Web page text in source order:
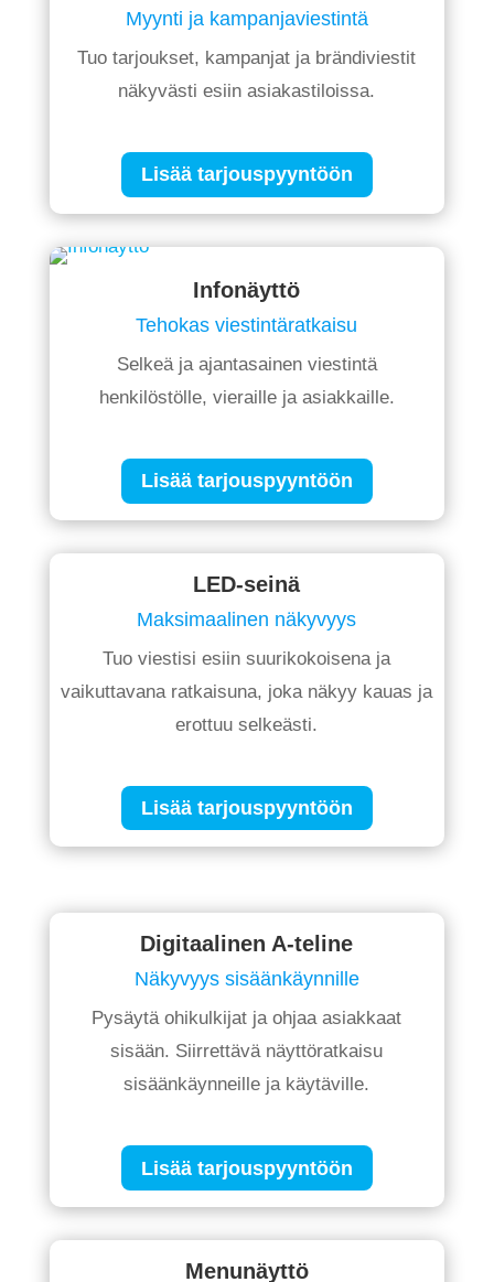
Myynti ja kampanjaviestintä
Tuo tarjoukset, kampanjat ja brändiviestit
näkyvästi esiin asiakastiloissa.
Lisää tarjouspyyntöön
Infonäyttö
Tehokas viestintäratkaisu
Selkeä ja ajantasainen viestintä
henkilöstölle, vieraille ja asiakkaille.
Lisää tarjouspyyntöön
LED-seinä
Maksimaalinen näkyvyys
Tuo viestisi esiin suurikokoisena ja
vaikuttavana ratkaisuna, joka näkyy kauas ja
erottuu selkeästi.
Lisää tarjouspyyntöön
Digitaalinen A-teline
Näkyvyys sisäänkäynnille
Pysäytä ohikulkijat ja ohjaa asiakkaat
sisään. Siirrettävä näyttöratkaisu
sisäänkäynneille ja käytäville.
Lisää tarjouspyyntöön
Menunäyttö